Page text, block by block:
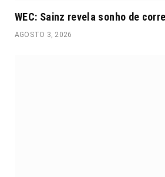
WEC: Sainz revela sonho de
AGOSTO 3, 2026